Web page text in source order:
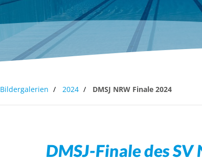
Infos für Vereine Qualifizierung
Bildergalerien 2024 DMSJ NRW Finale 2024
DMSJ-Finale des